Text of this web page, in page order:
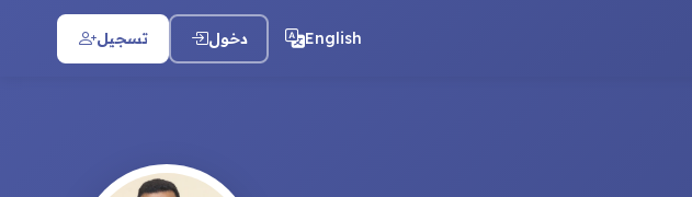
English دخول تسجيل